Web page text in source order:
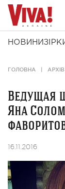
НОВИНИ
ГОЛОВНА АРХІВ
Ведущая
Яна
16.11.2016